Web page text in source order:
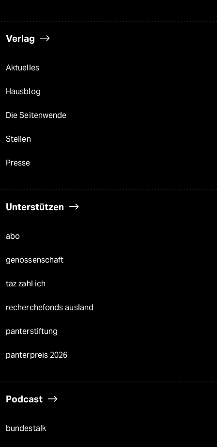
Verlag
Aktuelles
Hausblog
Die Seitenwende
Stellen
Presse
Unterstützen
abo
genossenschaft
taz zahl ich
recherchefonds ausland
panterstiftung
panterpreis 2026
Podcast
bundestalk